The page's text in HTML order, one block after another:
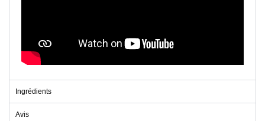
Ingrédients
Avis